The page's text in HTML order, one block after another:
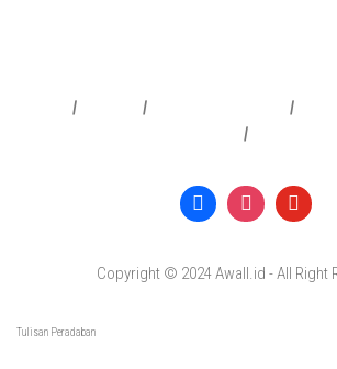
| | |
|
Copyright © 2024 Awall.id - All Right
Tulisan Peradaban